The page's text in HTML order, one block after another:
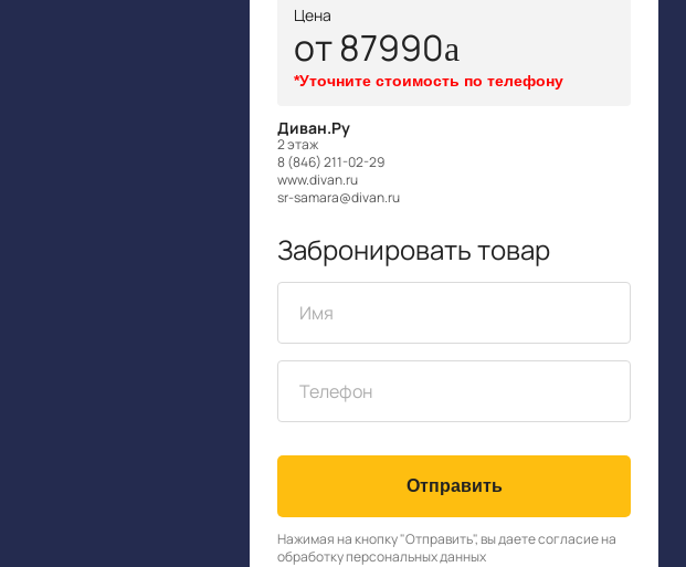
Цена
от 87990
*Уточните стоимость по телефону
Диван.Ру
2 этаж
8 (846) 211-02-29
www.divan.ru
sr-samara@divan.ru
Забронировать товар
Отправить
Нажимая на кнопку "Отправить", вы даете согласие на
обработкуперсональных данных